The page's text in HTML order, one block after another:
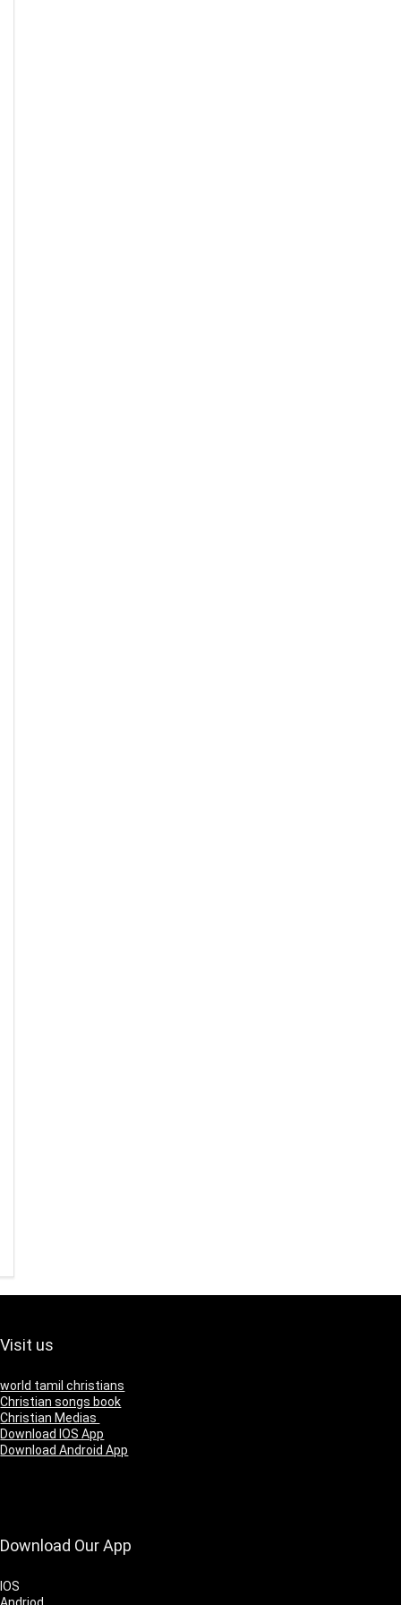
Visit us
world tamil christians
Christian songs book
Christian Medias
Download IOS App
Download Android App
Download Our App
IOS